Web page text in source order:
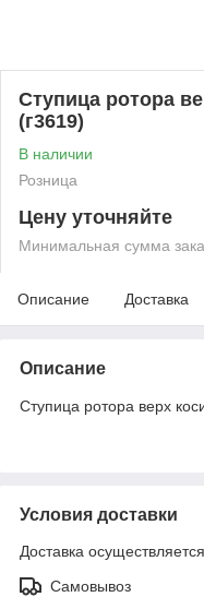
Ступица ротора
(г3619)
В наличии
Розница
Цену уточняйте
Минимальная сумма
Описание Доставка
Описание
Ступица ротора верх
Условия доставки
Доставка
Самовывоз